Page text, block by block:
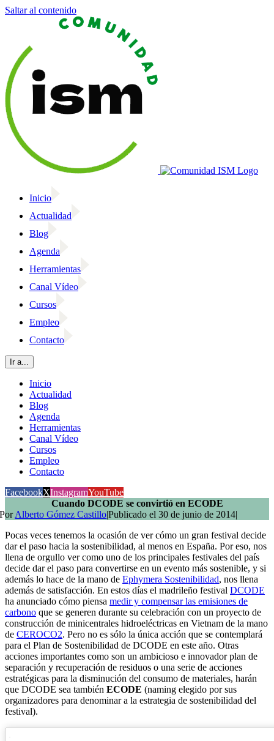
Saltar al contenido
Inicio
Actualidad
Blog
Agenda
Herramientas
Canal Vídeo
Cursos
Empleo
Contacto
Ir a...
Inicio
Actualidad
Blog
Agenda
Herramientas
Canal Vídeo
Cursos
Empleo
Contacto
FacebookXInstagramYouTube
Cuando DCODE se convirtió en ECODE
PorAlberto Gómez Castillo|Publicado el 30 de junio de 2014|
Pocas veces tenemos la ocasión de ver cómo un gran festival decide
dar el paso hacia la sostenibilidad, al menos en España. Por eso, nos
llena de orgullo ver como uno de los principales festivales del país
decide dar el paso para convertirse en un evento más sostenible, y si
además lo hace de la mano de Ephymera Sostenibilidad, nos llena
además de satisfacción. En estos días el madrileño festival DCODE
ha anunciado cómo piensa medir y compensar las emisiones de
carbono que se generen durante su celebración con un proyecto de
construcción de minicentrales hidroeléctricas en Vietnam de la mano
de CEROCO2. Pero no es sólo la única acción que se contemplará
para el Plan de Sostenibilidad de DCODE en este año. Otras
acciones importantes como son un ambicioso e innovador plan de
separación y recuperación de residuos o una serie de acciones
estratégicas para la disminución del consumo de materiales, harán
que DCODE sea también ECODE (naming elegido por sus
organizadores para denominar a la estrategia de sostenibilidad del
festival).